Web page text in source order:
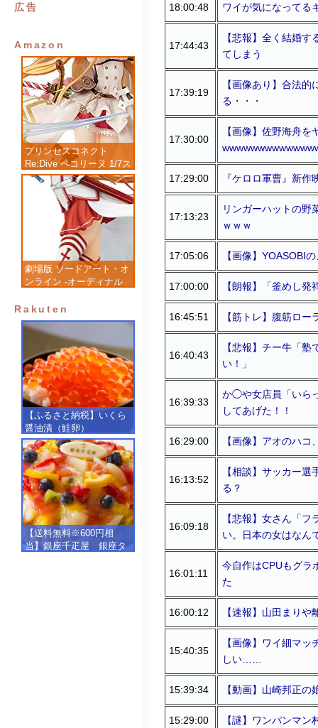
広告
Amazon
プリンセスコネクト
Re:Dive ペコリーヌ 1/7ス
ケール 塗装済み完成品フ
ィギュア
劇場版 ソードアート・オ
ンライン -オーディナル
成品フィギュア
Rakuten
【ふるさと納税】いくら
醤油漬（鮭卵）
【500g（250g×2）】
【送料無料※600円相
当】銀座千疋屋 銀座タ
18:00:48 ワイが気になってる
17:44:43
【悲報】全く結婚
てしまう
17:39:19
【画像あり】合法
る・・・
17:30:00
【画像】佐野海舟
17:29:00 『ケロロ軍曹』新
17:13:23
リンガーハットの野
ｗｗｗ
17:05:06 【画像】YOASOBI
17:00:00 【朗報】「釜めし発
16:45:51 【筋トレ】腹筋ロ
16:40:43
【悲報】チー牛「
い！」
16:39:33
か◯や女店員「いら
してあげた！！
16:29:00 【画像】アオのハ
16:13:52
【相談】サッカー
る？
16:09:18
【悲報】女さん「
い。日本の女はなん
16:01:11
今自作はCPUもグラ
た
16:00:12 【速報】山田まりや
15:40:35
【画像】ワイ細マ
しい……
15:39:34 【動画】山崎邦正
15:29:00 【謎】ワンパンマ